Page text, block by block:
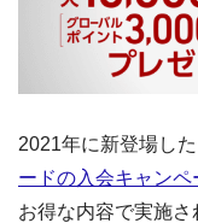
2021年に新登場した
ードの入会キャンペ
お得な内容で実施さ